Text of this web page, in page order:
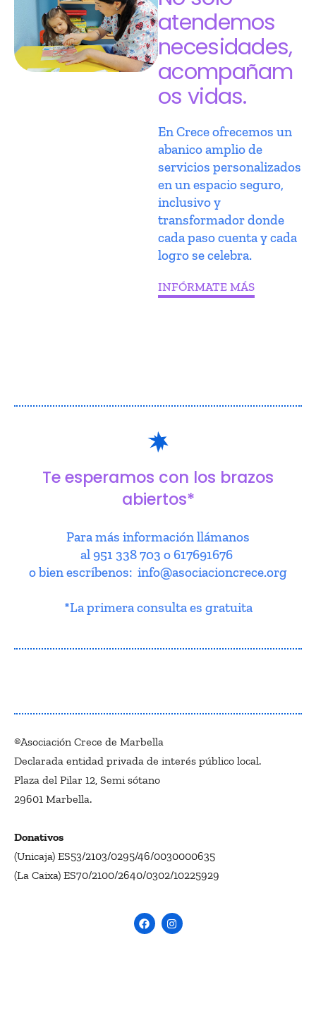
atendemos
necesidades,
acompañam
os vidas.
En Crece ofrecemos un
abanico amplio de
servicios personalizados
en un espacio seguro,
inclusivo y
transformador donde
cada paso cuenta y cada
logro se celebra.
INFÓRMATE MÁS
Te esperamos con los brazos
abiertos*
Para más información llámanos
al 951 338 703 o 617691676
o bien escríbenos: info@asociacioncrece.org
*La primera consulta es gratuita
®Asociación Crece de Marbella
Declarada entidad privada de interés público local.
Plaza del Pilar 12, Semi sótano
29601 Marbella.
Donativos
(Unicaja) ES53/2103/0295/46/0030000635
(La Caixa) ES70/2100/2640/0302/10225929